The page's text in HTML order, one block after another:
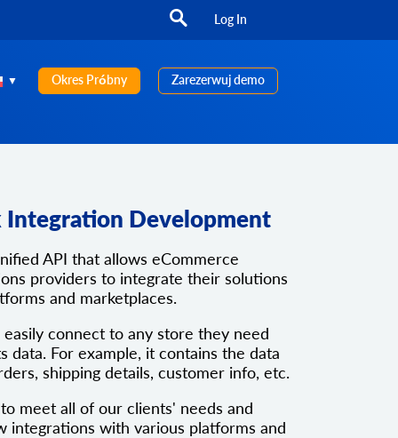
Log In
Okres Próbny Zarezerwuj demo
Development
API that allows eCommerce
providers to integrate their solutions
and marketplaces.
connect to any store they need
data. For example, it contains the data
shipping details, customer info, etc.
meet all of our clients' needs and
integrations with various platforms and